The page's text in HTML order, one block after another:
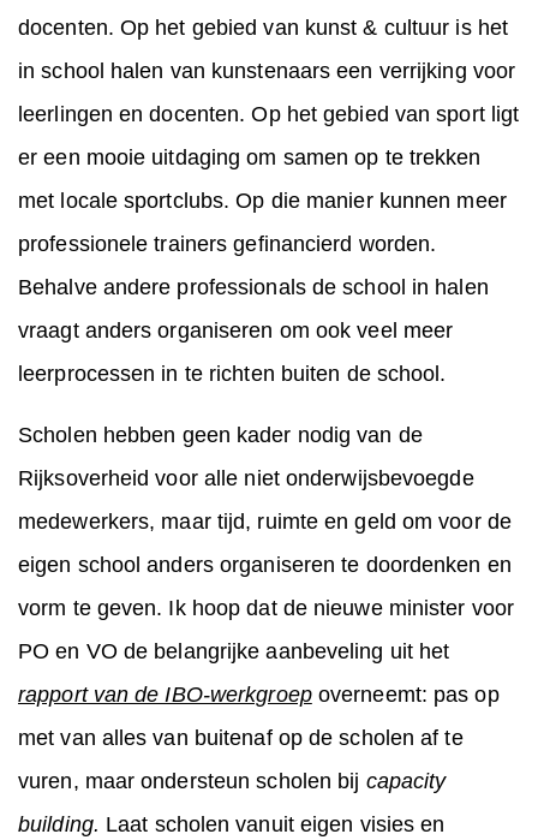
docenten. Op het gebied van kunst & cultuur is het
in school halen van kunstenaars een verrijking voor
leerlingen en docenten. Op het gebied van sport ligt
er een mooie uitdaging om samen op te trekken
met locale sportclubs. Op die manier kunnen meer
professionele trainers gefinancierd worden.
Behalve andere professionals de school in halen
vraagt anders organiseren om ook veel meer
leerprocessen in te richten buiten de school.
Scholen hebben geen kader nodig van de
Rijksoverheid voor alle niet onderwijsbevoegde
medewerkers, maar tijd, ruimte en geld om voor de
eigen school anders organiseren te doordenken en
vorm te geven. Ik hoop dat de nieuwe minister voor
PO en VO de belangrijke aanbeveling uit het
rapport van de IBO-werkgroepoverneemt: pas op
met van alles van buitenaf op de scholen af te
vuren, maar ondersteun scholen bij capacity
building. Laat scholen vanuit eigen visies en